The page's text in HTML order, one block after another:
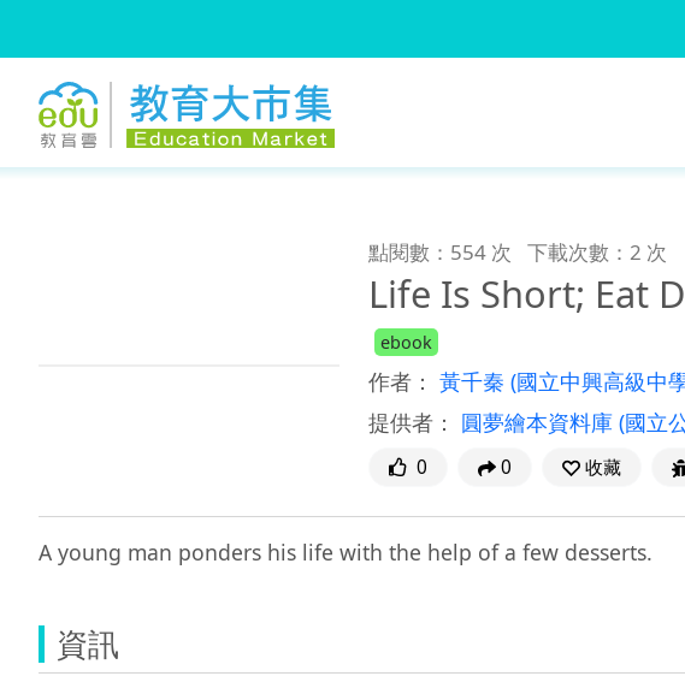
點閱數：554 次 下載次數：2 次
Life Is Short; Eat
ebook
作者： 黃千秦 (國立中興高級中
提供者： 圓夢繪本資料庫 (國立
0 0 收藏
A young man ponders his life with the help of a few desserts.
資訊